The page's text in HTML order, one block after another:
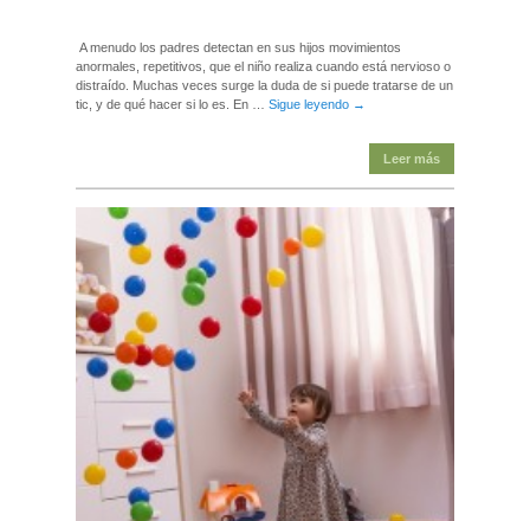
A menudo los padres detectan en sus hijos movimientos
anormales, repetitivos, que el niño realiza cuando está nervioso o
distraído. Muchas veces surge la duda de si puede tratarse de un
tic, y de qué hacer si lo es. En … Sigue leyendo →
Leer más